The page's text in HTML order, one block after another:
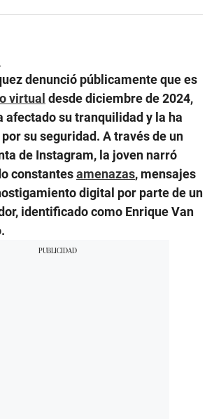
denunció públicamente que es
virtual desde diciembre de 2024,
afectado su tranquilidad y la ha
su seguridad. A través de un
de Instagram, la joven narró
constantesamenazas, mensajes
digital por parte de un
identificado como Enrique Van